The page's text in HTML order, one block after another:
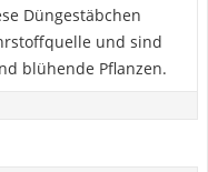
Düngestäbchen
und sind
blühende Pflanzen.